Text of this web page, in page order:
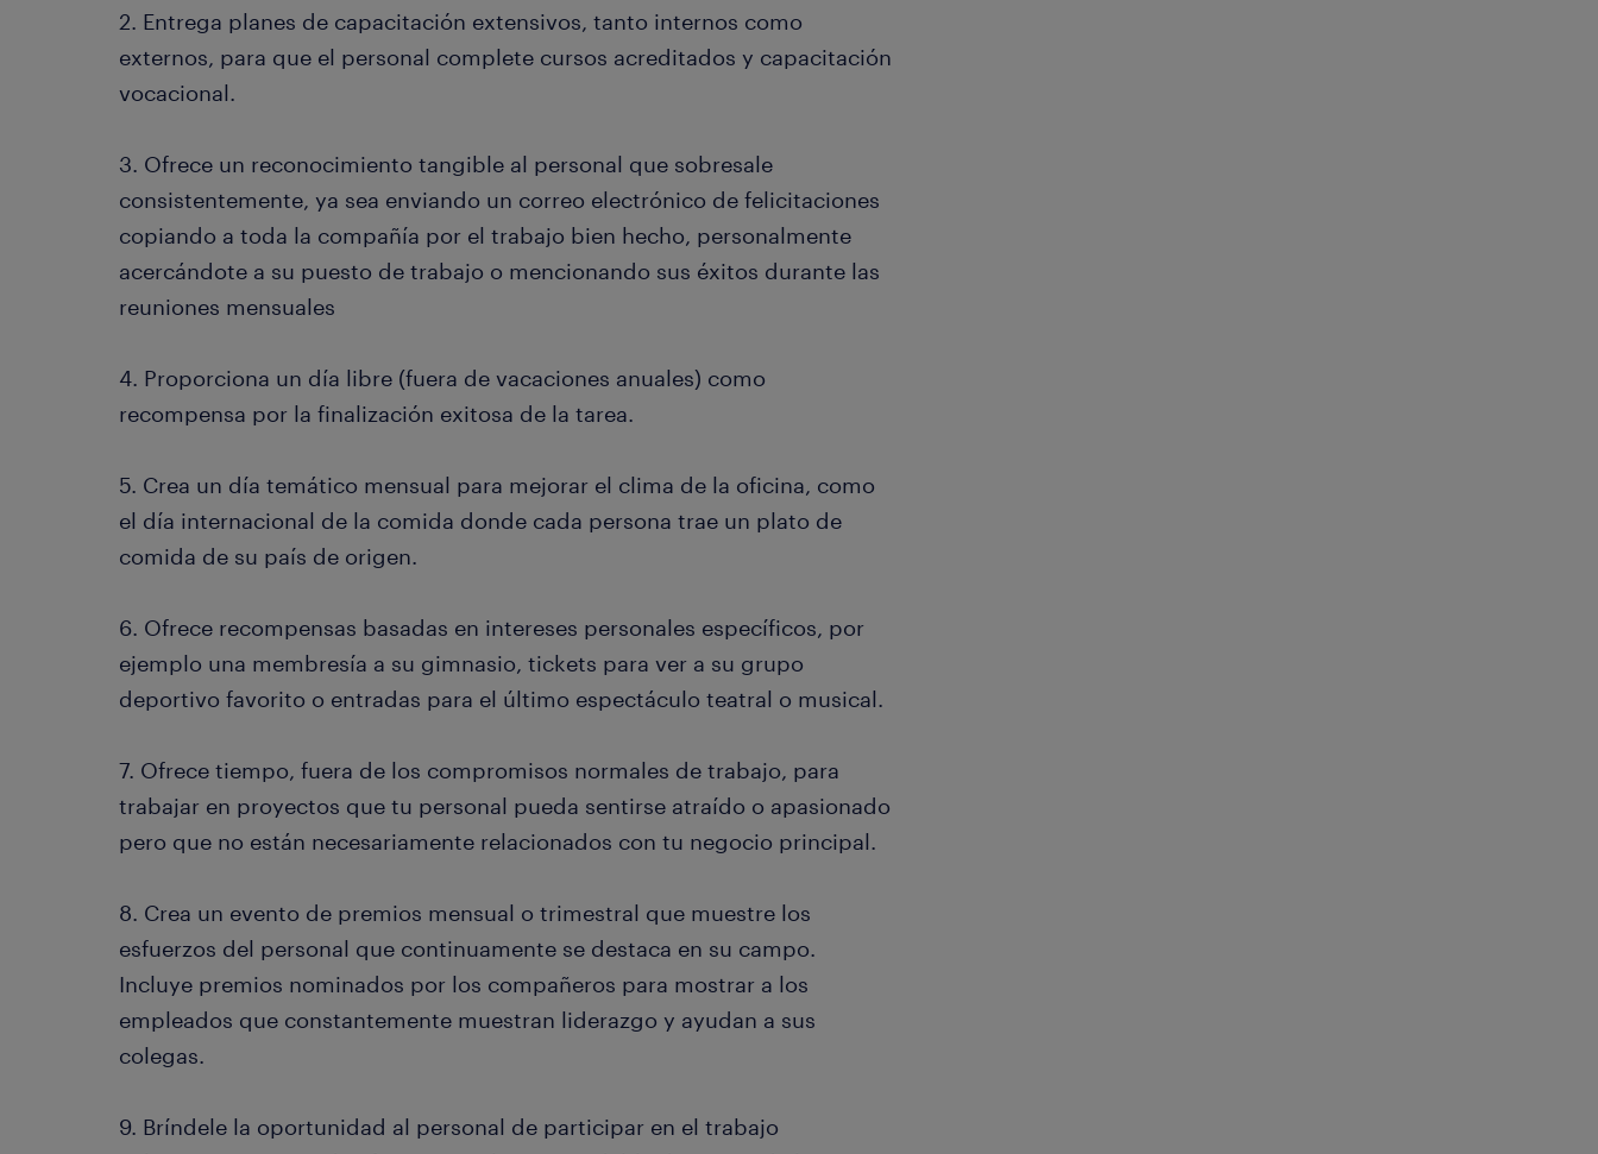
2. Entrega planes de capacitación extensivos, tanto internos como
externos, para que el personal complete cursos acreditados y capacitación
vocacional.
3. Ofrece un reconocimiento tangible al personal que sobresale
consistentemente, ya sea enviando un correo electrónico de felicitaciones
copiando a toda la compañía por el trabajo bien hecho, personalmente
acercándote a su puesto de trabajo o mencionando sus éxitos durante las
reuniones mensuales
4. Proporciona un día libre (fuera de vacaciones anuales) como
recompensa por la finalización exitosa de la tarea.
5. Crea un día temático mensual para mejorar el clima de la oficina, como
el día internacional de la comida donde cada persona trae un plato de
comida de su país de origen.
6. Ofrece recompensas basadas en intereses personales específicos, por
ejemplo una membresía a su gimnasio, tickets para ver a su grupo
deportivo favorito o entradas para el último espectáculo teatral o musical.
7. Ofrece tiempo, fuera de los compromisos normales de trabajo, para
trabajar en proyectos que tu personal pueda sentirse atraído o apasionado
pero que no están necesariamente relacionados con tu negocio principal.
8. Crea un evento de premios mensual o trimestral que muestre los
esfuerzos del personal que continuamente se destaca en su campo.
Incluye premios nominados por los compañeros para mostrar a los
empleados que constantemente muestran liderazgo y ayudan a sus
colegas.
9. Bríndele la oportunidad al personal de participar en el trabajo